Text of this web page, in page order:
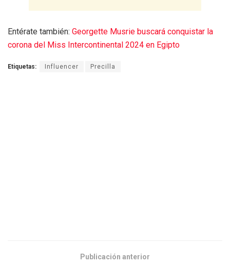
Entérate también: Georgette Musrie buscará conquistar la
corona del Miss Intercontinental 2024 en Egipto
Etiquetas: Influencer Precilla
Publicación anterior